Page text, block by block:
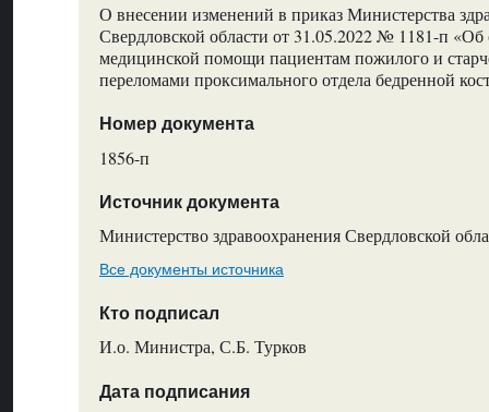
О внесении изменений в приказ Министерства
Свердловской области от 31.05.2022 № 1181-п «Об
медицинской помощи пациентам пожилого и
переломами проксимального отдела бедренной
Номер документа
1856-п
Источник документа
Министерство здравоохранения Свердловской
Все документы источника
Кто подписал
И.о. Министра, С.Б. Турков
Дата подписания